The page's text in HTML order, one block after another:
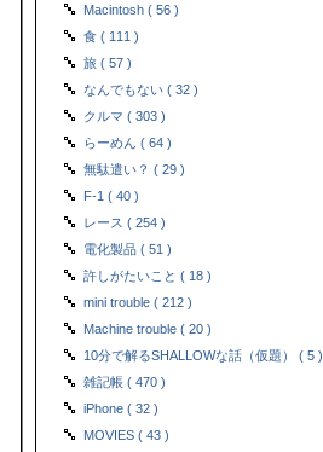
Macintosh ( 56 )
食 ( 111 )
旅 ( 57 )
なんでもない ( 32 )
クルマ ( 303 )
らーめん ( 64 )
無駄遣い？ ( 29 )
F-1 ( 40 )
レース ( 254 )
電化製品 ( 51 )
許しがたいこと ( 18 )
mini trouble ( 212 )
Machine trouble ( 20 )
10分で解るSHALLOWな話（仮題） ( 5 )
雑記帳 ( 470 )
iPhone ( 32 )
MOVIES ( 43 )